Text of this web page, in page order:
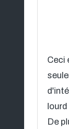
Ceci
De